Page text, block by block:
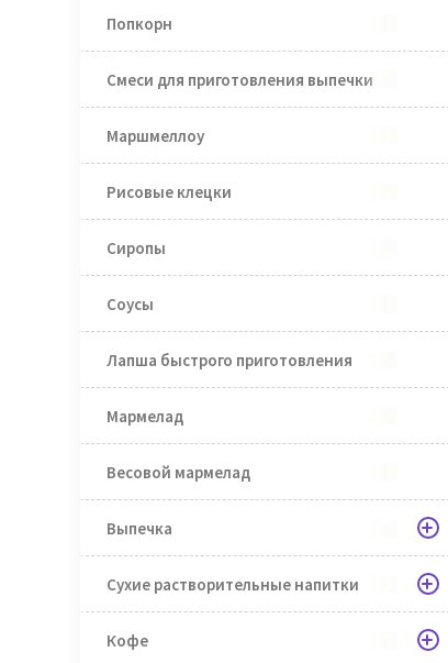
Попкорн
Смеси для приготовления выпечки
Маршмеллоу
Рисовые клецки
Сиропы
Соусы
Лапша быстрого приготовления
Мармелад
Весовой мармелад
Выпечка
Сухие растворительные напитки
Кофе